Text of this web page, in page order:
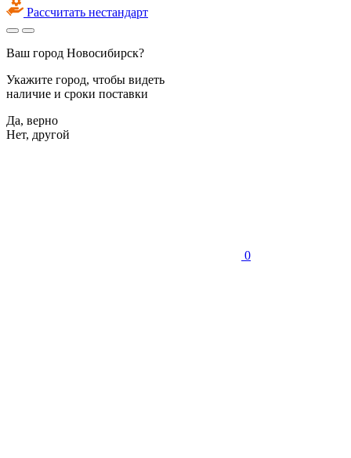
Рассчитать нестандарт
Ваш город Новосибирск?
Укажите город, чтобы видеть
наличие и сроки поставки
Да, верно
Нет, другой
0